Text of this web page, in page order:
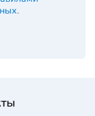
.